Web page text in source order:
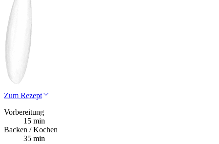
Zum Rezept
Vorbereitung
15 min
Backen / Kochen
35 min